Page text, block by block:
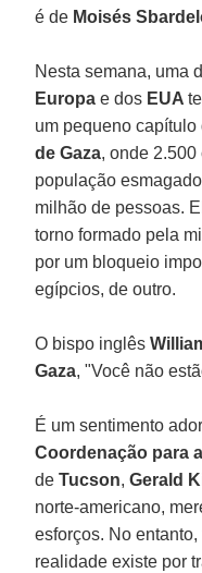
é de Moisés
Nesta semana, uma
Europae dos EUA
um pequeno
de Gaza, onde 2.500
população
milhão de pessoas.
torno formado pela
por um bloqueio
egípcios, de outro.
O bispo inglês
Gaza, "Você não
É um sentimento
Coordenação para
deTucson,Gerald
norte-americano,
esforços. No
realidade existe por